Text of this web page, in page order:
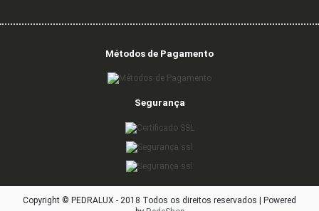
Métodos de Pagamento
Segurança
Copyright © PEDRALUX - 2018 Todos os direitos reservados | Powered